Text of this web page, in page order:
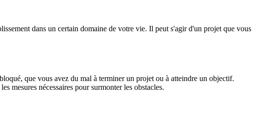
dans un certain domaine de votre vie. Il peut s'agir d'un projet que vous
que vous avez du mal à terminer un projet ou à atteindre un objectif.
mesures nécessaires pour surmonter les obstacles.